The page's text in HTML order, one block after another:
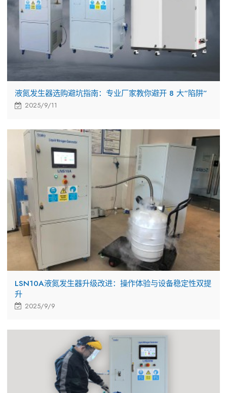
液氮发生器选购避坑指南：专业厂家教你避开 8 大“陷阱”
2025/9/11
LSN10A液氮发生器升级改进：操作体验与设备稳定性双提
升
2025/9/9